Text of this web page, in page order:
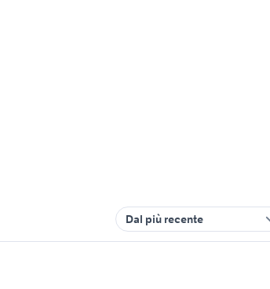
Dal più recente